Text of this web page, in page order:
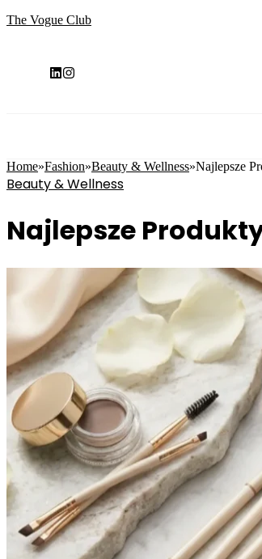
The Vogue Club
Home»Fashion»Beauty & Wellness»Najlepsze
Beauty & Wellness
Najlepsze